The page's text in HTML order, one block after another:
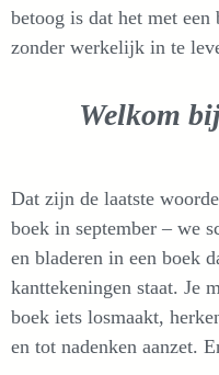
betoog is dat het met een
zonder werkelijk in te
Welkom
Dat zijn de laatste
boek in september – we
en bladeren in een boek
kanttekeningen staat. Je
boek iets losmaakt,
en tot nadenken aanzet.